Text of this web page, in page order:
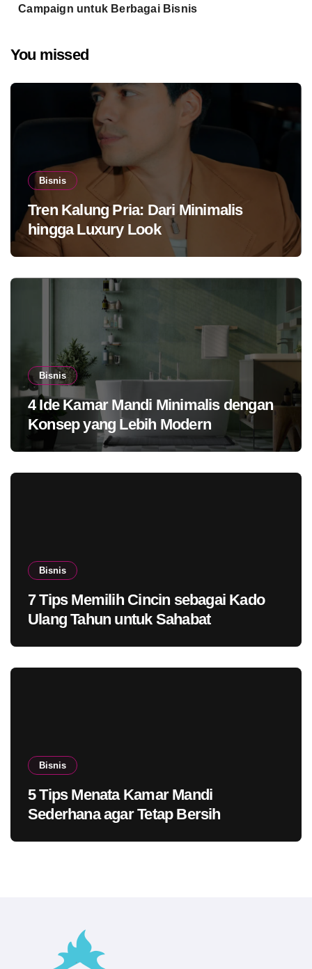
Campaign untuk Berbagai Bisnis
You missed
Bisnis
Tren Kalung Pria: Dari Minimalis
hingga Luxury Look
Bisnis
4 Ide Kamar Mandi Minimalis dengan
Konsep yang Lebih Modern
Bisnis
7 Tips Memilih Cincin sebagai Kado
Ulang Tahun untuk Sahabat
Bisnis
5 Tips Menata Kamar Mandi
Sederhana agar Tetap Bersih